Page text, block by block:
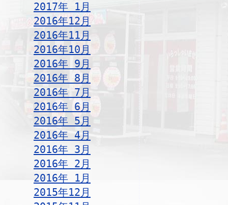
2017年 1月
2016年12月
2016年11月
2016年10月
2016年 9月
2016年 8月
2016年 7月
2016年 6月
2016年 5月
2016年 4月
2016年 3月
2016年 2月
2016年 1月
2015年12月